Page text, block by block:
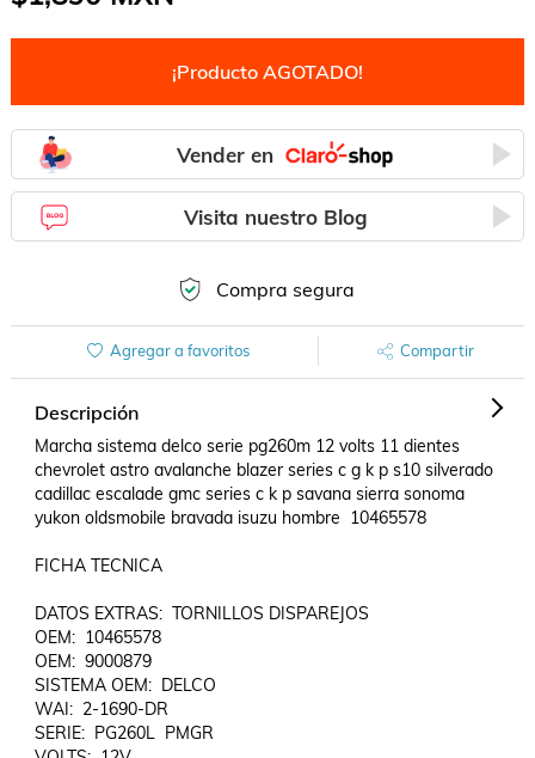
¡Producto AGOTADO!
Vender en
Visita nuestro Blog
Compra segura
Agregar a favoritos Compartir
Descripción
Marcha sistema delco serie pg260m 12 volts 11 dientes
chevrolet astro avalanche blazer series c g k p s10 silverado
cadillac escalade gmc series c k p savana sierra sonoma
yukon oldsmobile bravada isuzu hombre  10465578
FICHA TECNICA
DATOS EXTRAS:  TORNILLOS DISPAREJOS
OEM:  10465578
OEM:  9000879
SISTEMA OEM:  DELCO
WAI:  2-1690-DR
SERIE:  PG260L  PMGR